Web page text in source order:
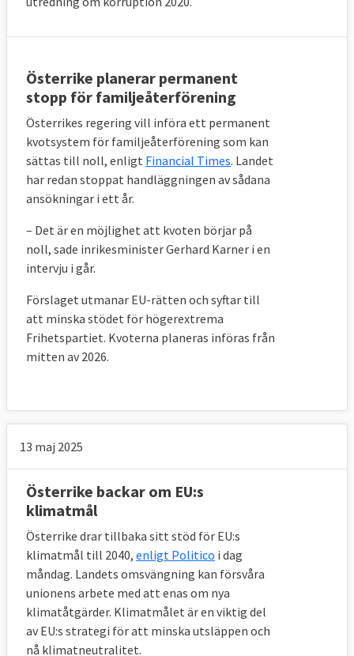
Österrike planerar permanent
stopp för familjeåterförening
Österrikes regering vill införa ett permanent
kvotsystem för familjeåterförening som kan
sättas till noll, enligt Financial Times. Landet
har redan stoppat handläggningen av sådana
ansökningar i ett år.
– Det är en möjlighet att kvoten börjar på
noll, sade inrikesminister Gerhard Karner i en
intervju i går.
Förslaget utmanar EU-rätten och syftar till
att minska stödet för högerextrema
Frihetspartiet. Kvoterna planeras införas från
mitten av 2026.
13 maj 2025
Österrike backar om EU:s
klimatmål
Österrike drar tillbaka sitt stöd för EU:s
klimatmål till 2040, enligt Politico i dag
måndag. Landets omsvängning kan försvåra
unionens arbete med att enas om nya
klimatåtgärder. Klimatmålet är en viktig del
av EU:s strategi för att minska utsläppen och
nå klimatneutralitet.